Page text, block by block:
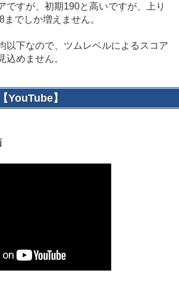
ですが、初期190と高いですが、上り
でしか増えません。
以下なので、ツムレベルによるスコア
込めません。
YouTube】